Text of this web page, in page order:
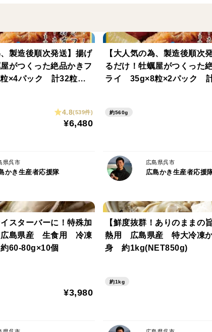
＜オススメの食べ方＞
凍ったまま175℃前後に熱した油で約5分揚
揚げたてをそのままでも良し、お好みでソ
おススメです。
＜保存方法＞
要冷凍 -18℃以下保存
＜保証賞味期限＞
お届け時の残り賞味期限60日以上
、製造後順次発送】揚げ
がつくった絶品かきフ
×4パック 計32粒
4.8(539件)
¥6,480
県呉市
かき生産者応援隊
【大人気の為、製造後順次
るだけ！牡蠣屋がつくった
ライ 35g×8粒×2パック
約560g
広島県呉市
広島かき生産者応援
イスターバーに！特殊加
広島県産 生食用 冷凍
60-80g×10個
¥3,980
【鮮度抜群！ありのままの
熱用 広島県産 特大冷凍
身 約1kg(NET850g)
約1kg